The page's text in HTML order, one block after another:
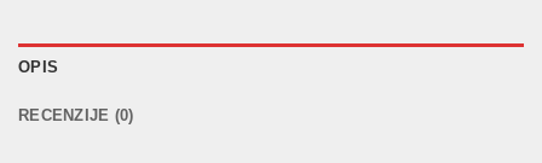
OPIS
RECENZIJE (0)